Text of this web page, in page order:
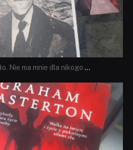
Nie ma mnie dla nikogo ...
dobryhorror
Sie 23